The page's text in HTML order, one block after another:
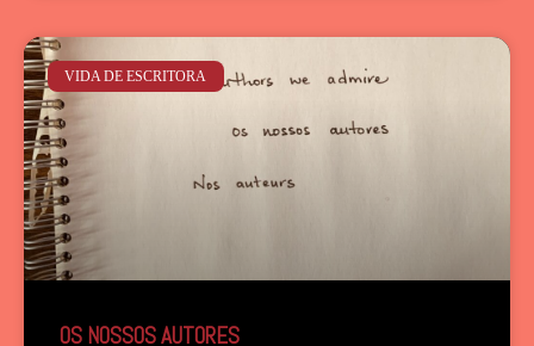
VIDA DE ESCRITORA
OS NOSSOS AUTORES